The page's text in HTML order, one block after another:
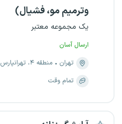
و‌ترمیم مو، فشیال)
یک مجموعه معتبر
ارسال آسان
تهران
منطقه ۴، تهرانپارس غربی
تمام وقت